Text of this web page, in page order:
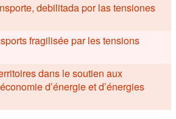
debilitada por las tensiones
fragilisée par les tensions
dans le soutien aux
d’énergie et d’énergies